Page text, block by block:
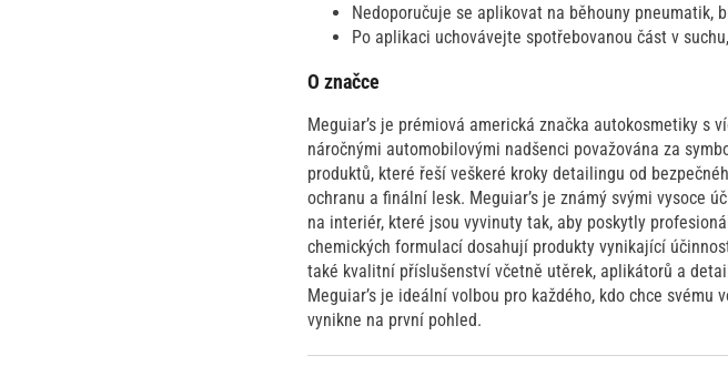
Nedoporučuje se aplikovat na běhouny pneumatik,
Po aplikaci uchovávejte spotřebovanou část v
O značce
Meguiar’s je prémiová americká značka autokosmetiky
náročnými automobilovými nadšenci považována za
produktů, které řeší veškeré kroky detailingu od
ochranu a finální lesk. Meguiar’s je známý svými vysoce
na interiér, které jsou vyvinuty tak, aby poskytly
chemických formulací dosahují produkty vynikající
také kvalitní příslušenství včetně utěrek, aplikátorů a
Meguiar’s je ideální volbou pro každého, kdo chce
vynikne na první pohled.